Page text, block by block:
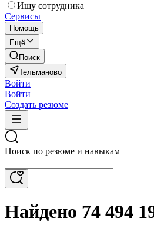
Ищу сотрудника
Сервисы
Помощь
Ещё
Поиск
Тельманово
Войти
Войти
Создать резюме
Поиск по резюме и навыкам
Найдено 74 494